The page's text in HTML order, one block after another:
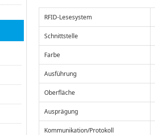
RFID-Lesesystem
Schnittstelle
Farbe
Ausführung
Oberfläche
Ausprägung
Kommunikation/Protokoll